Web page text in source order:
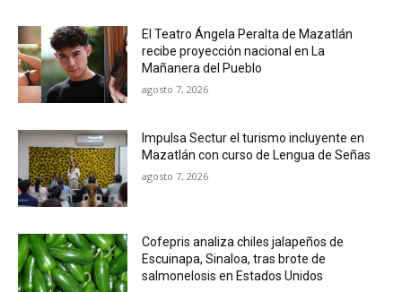
El Teatro Ángela Peralta de Mazatlán
recibe proyección nacional en La
Mañanera del Pueblo
agosto 7, 2026
Impulsa Sectur el turismo incluyente en
Mazatlán con curso de Lengua de Señas
agosto 7, 2026
Cofepris analiza chiles jalapeños de
Escuinapa, Sinaloa, tras brote de
salmonelosis en Estados Unidos